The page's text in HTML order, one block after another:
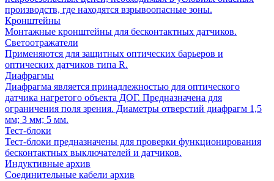
производств, где находятся взрывоопасные зоны.
Кронштейны
Монтажные кронштейны для бесконтактных датчиков.
Светоотражатели
Применяются для защитных оптических барьеров и
оптических датчиков типа R.
Диафрагмы
Диафрагма является принадлежностью для оптического
датчика нагретого объекта ДОГ. Предназначена для
ограничения поля зрения. Диаметры отверстий диафрагм 1,5
мм; 3 мм; 5 мм.
Тест-блоки
Тест-блоки предназначены для проверки функционирования
бесконтактных выключателей и датчиков.
Индуктивные архив
Соединительные кабели архив